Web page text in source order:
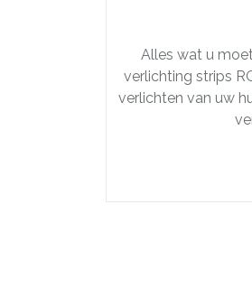
Alles wat u
verlichting strips
verlichten van uw